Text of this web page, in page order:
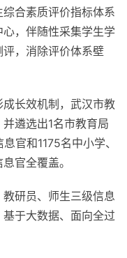
合素质评价指标体系
心，伴随性采集学生学
，消除评价体系壁
长效机制，武汉市教
遴选出1名市教育局
官和1175名中小学、
官全覆盖。
研员、师生三级信息
于大数据、面向全过